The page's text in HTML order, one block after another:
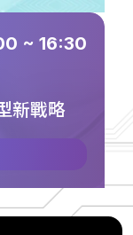
~ 16:30
新戰略